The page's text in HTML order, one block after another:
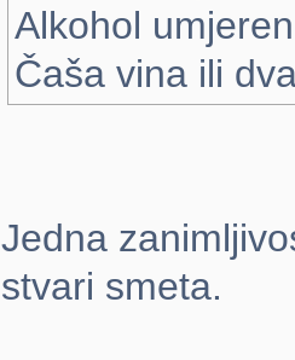
Alkohol
Čaša vina ili
Jedna
stvari smeta.